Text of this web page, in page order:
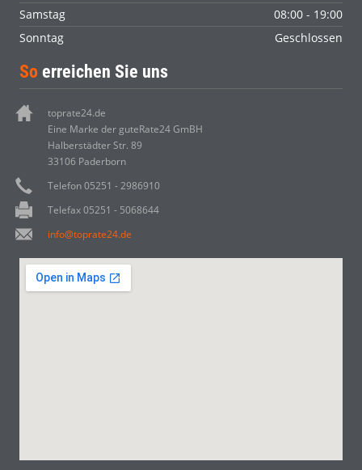
Samstag
08:00 - 19:00
Sonntag
Geschlossen
So erreichen Sie uns
toprate24.de
Eine Marke der guteRate24 GmBH
Halberstädter Str. 89
33106 Paderborn
Telefon 05251 - 2986910
Telefax 05251 - 5068644
info@toprate24.de